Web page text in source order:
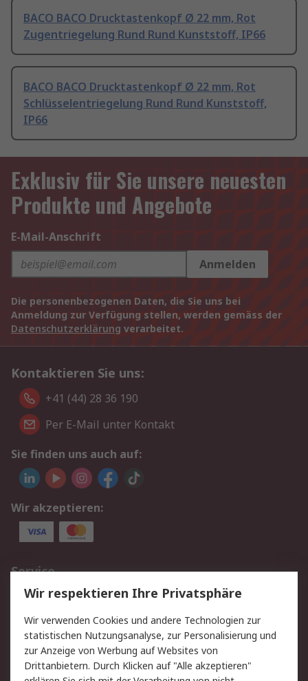
BACO BACO Drucktastenkopf Ø 22 mm, Rot
Zugentriegelung Rund Rund Kunststoff, IP66
BACO BACO Drucktastenkopf Ø 22 mm, Rot
Schlüsselentriegelung Rund Rund Kunststoff,
IP66
Exklusiv für Sie unsere neuesten
Produkte und Angebote
E-Mail-Anschrift
Anmelden
Die personenbezogenen Daten, die Sie uns bei
Anmeldung zur Verfügung stellen, werden gemäss der
Datenschutzerklärung verarbeitet.
Kontaktieren Sie uns:
+41 (44) 28 36 190
Per E-Mail unter Kontakt
Sie finden uns auch auf:
Wir akzeptieren:
Service
Value Added Services
Lieferlösungen
Rücksendungen
Kontakt
Hilfe
Rechtliches
Wir respektieren Ihre Privatsphäre
Wir verwenden Cookies und andere Technologien zur
statistischen Nutzungsanalyse, zur Personalisierung und
zur Anzeige von Werbung auf Websites von
Drittanbietern. Durch Klicken auf "Alle akzeptieren"